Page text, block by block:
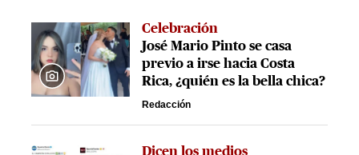
Celebración
José Mario Pinto se casa
previo a irse hacia Costa
Rica, ¿quién es la bella chica?
Redacción
Dicen los medios